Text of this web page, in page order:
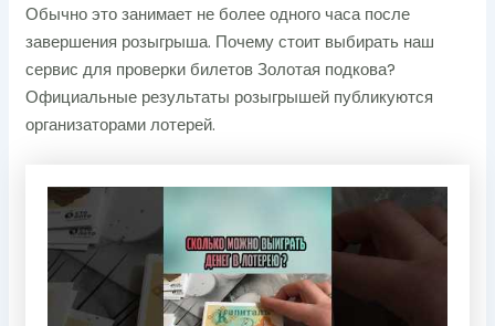
Обычно это занимает не более одного часа после
завершения розыгрыша. Почему стоит выбирать наш
сервис для проверки билетов Золотая подкова?
Официальные результаты розыгрышей публикуются
организаторами лотерей.